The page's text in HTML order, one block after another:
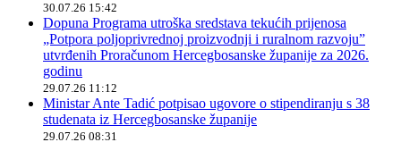
30.07.26 15:42
Dopuna Programa utroška sredstava tekućih prijenosa
„Potpora poljoprivrednoj proizvodnji i ruralnom razvoju”
utvrđenih Proračunom Hercegbosanske županije za 2026.
godinu
29.07.26 11:12
Ministar Ante Tadić potpisao ugovore o stipendiranju s 38
studenata iz Hercegbosanske županije
29.07.26 08:31